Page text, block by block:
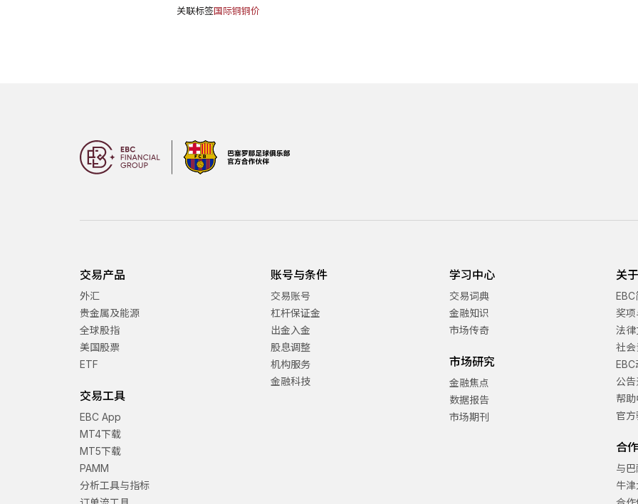
关联标签国际铜铜价
交易产品
外汇
贵金属及能源
全球股指
美国股票
ETF
交易工具
EBC App
MT4下载
MT5下载
PAMM
分析工具与指标
账号与条件
交易账号
杠杆保证金
出金入金
股息调整
机构服务
金融科技
学习中心
交易词典
金融知识
市场传奇
市场研究
金融焦点
数据报告
市场期刊
关
奖
法律
社
公
帮
官
合
与
牛